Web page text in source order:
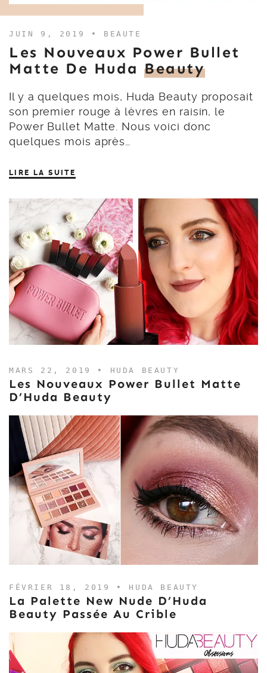
JUIN 9, 2019 • BEAUTE
Les Nouveaux Power Bullet
Matte De Huda Beauty
Il y a quelques mois, Huda Beauty proposait
son premier rouge à lèvres en raisin, le
Power Bullet Matte. Nous voici donc
quelques mois après…
LIRE LA SUITE
MARS 22, 2019 • HUDA BEAUTY
Les Nouveaux Power Bullet Matte
D’Huda Beauty
FÉVRIER 18, 2019 • HUDA BEAUTY
La Palette New Nude D’Huda
Beauty Passée Au Crible